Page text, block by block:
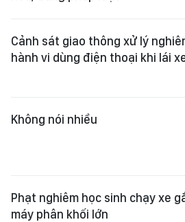
Cảnh sát giao thông xử lý
hành vi dùng điện thoại khi lái
Không nói nhiều
Phạt nghiêm học sinh chạy xe
máy phân khối lớn